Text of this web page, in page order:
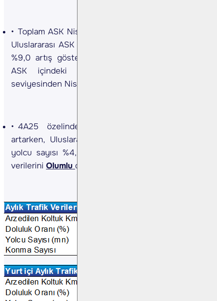
Toplam ASK Nisan 2025’te %22,7 artış gösterdi.
Uluslararası ASK y/y %25,7 artarken, yurt içi ASK
%9,0 artış gösterdi. Uluslararası ASK’nın toplam
ASK içindeki payı, bir yıl önceki %82,1
seviyesinden Nisan 2025'te %84,1'e yükseldi.
4A25 özelinde toplam yolcu sayısı %13,6
artarken, Uluslararası yolcu sayısı %19,2 yurtiçi
yolcu sayısı %4,9 artış gösterdi Açıklanan Yolcu
verilerini Olumlu olarak değerlendiriyoruz.